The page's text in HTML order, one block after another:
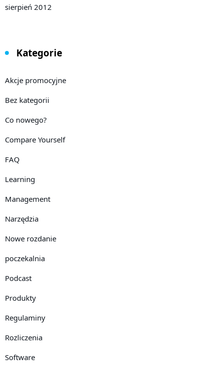
sierpień 2012
Kategorie
Akcje promocyjne
Bez kategorii
Co nowego?
Compare Yourself
FAQ
Learning
Management
Narzędzia
Nowe rozdanie
poczekalnia
Podcast
Produkty
Regulaminy
Rozliczenia
Software